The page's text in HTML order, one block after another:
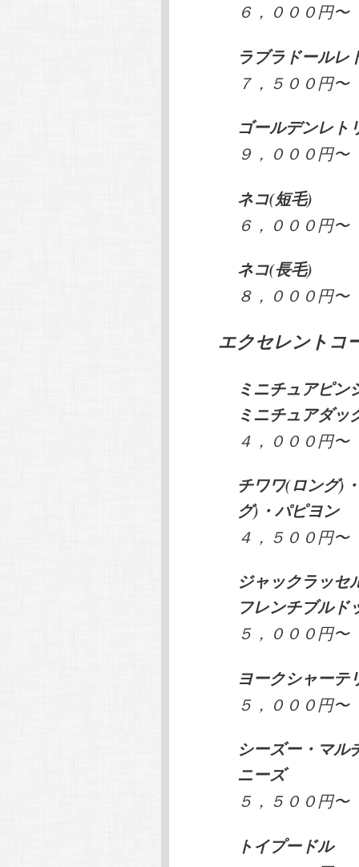
６，０００円〜
ラブラドールレ
７，５００円〜
ゴールデンレト
９，０００円〜
ネコ(短毛)
６，０００円〜
ネコ(長毛)
８，０００円〜
エクセレントコ
ミニチュアピン
ミニチュアダッ
４，０００円〜
チワワ(ロング)
グ)・パピヨン
４，５００円〜
ジャックラッセ
フレンチブルド
５，０００円〜
ヨークシャーテ
５，０００円〜
シーズー・マル
ニーズ
５，５００円〜
トイプードル